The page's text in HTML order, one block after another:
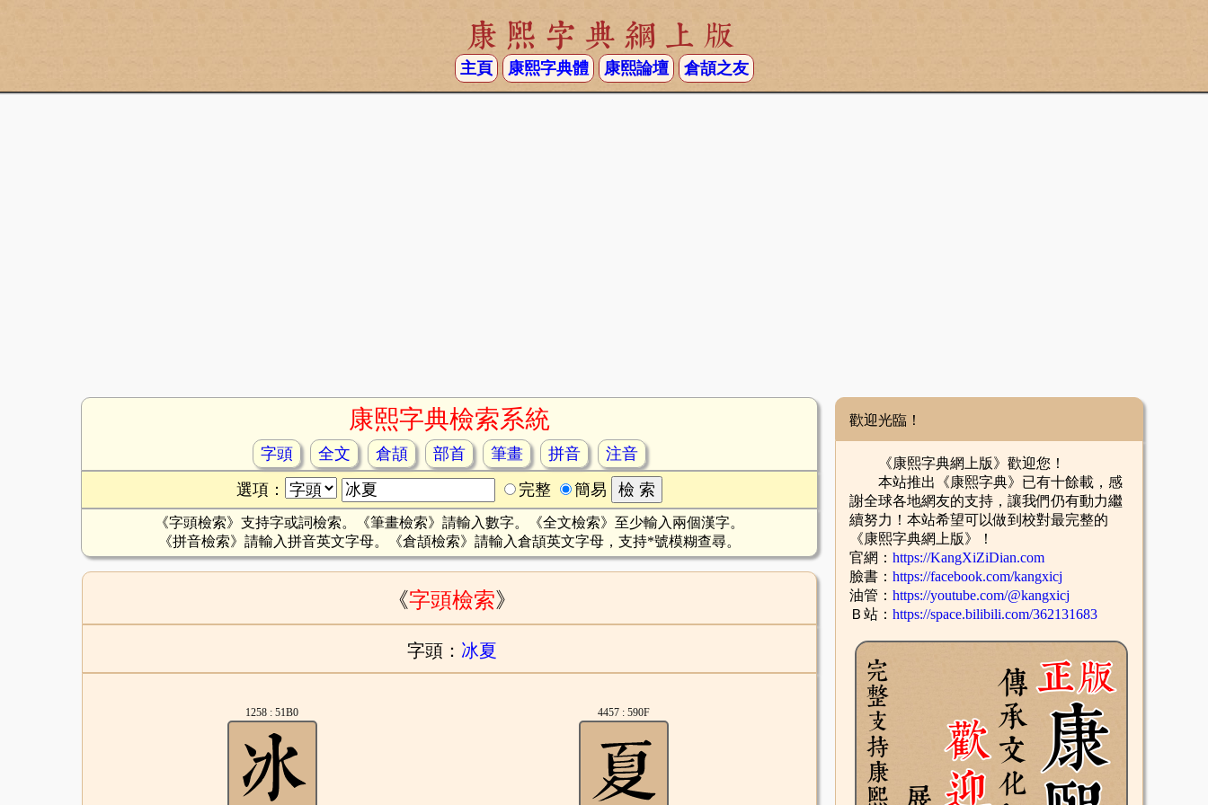
康熙字典網上版
主頁 康熙字典體 康熙論壇 倉頡之友
康熙字典檢索系統
字頭 全文 倉頡 部首 筆畫 拼音
注音
選項：
完整 簡易
《字頭檢索》支持字或詞檢索。《筆畫檢索》請輸入數字。《全文檢索》至少輸入兩個漢字。
《拼音檢索》請輸入拼音英文字母。《倉頡檢索》請輸入倉頡英文字母，支持*號模糊查尋。
《字頭檢索》
字頭： 冰夏
1258 : 51B0 4457 : 590F
歡迎光臨！
《康熙字典網上版》歡迎您！
本站推出《康熙字典》已有十餘載，感
謝全球各地網友的支持，讓我們仍有動力繼
續努力！本站希望可以做到校對最完整的
《康熙字典網上版》！
官網： https://KangXiZiDian.com
臉書： https://facebook.com/kangxicj
油管： https://youtube.com/@kangxicj
Ｂ站： https://space.bilibili.com/362131683